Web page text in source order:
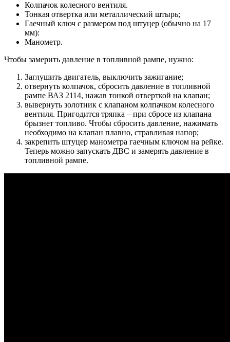
Колпачок колесного вентиля.
Тонкая отвертка или металлический штырь;
Гаечный ключ с размером под штуцер (обычно на 17
мм):
Манометр.
Чтобы замерить давление в топливной рампе, нужно:
Заглушить двигатель, выключить зажигание;
отвернуть колпачок, сбросить давление в топливной
рампе ВАЗ 2114, нажав тонкой отверткой на клапан;
вывернуть золотник с клапаном колпачком колесного
вентиля. Пригодится тряпка – при сбросе из клапана
брызнет топливо. Чтобы сбросить давление, нажимать
необходимо на клапан плавно, стравливая напор;
закрепить штуцер манометра гаечным ключом на рейке.
Теперь можно запускать ДВС и замерять давление в
топливной рампе.